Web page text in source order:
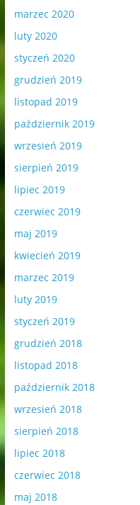
marzec 2020
luty 2020
styczeń 2020
grudzień 2019
listopad 2019
październik 2019
wrzesień 2019
sierpień 2019
lipiec 2019
czerwiec 2019
maj 2019
kwiecień 2019
marzec 2019
luty 2019
styczeń 2019
grudzień 2018
listopad 2018
październik 2018
wrzesień 2018
sierpień 2018
lipiec 2018
czerwiec 2018
maj 2018